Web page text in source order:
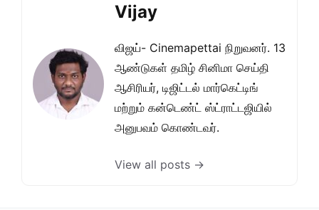
Vijay
விஜய்- Cinemapettai நிறுவனர். 13
ஆண்டுகள் தமிழ் சினிமா செய்தி
ஆசிரியர், டிஜிட்டல் மார்கெட்டிங்
மற்றும் கன்டெண்ட் ஸ்ட்ராட்டஜியில்
அனுபவம் கொண்டவர்.
View all posts →